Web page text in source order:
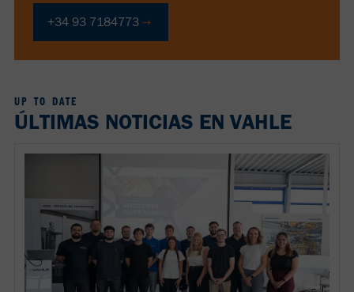
+34 93 7184773
UP TO DATE
ÚLTIMAS NOTICIAS EN VAHLE